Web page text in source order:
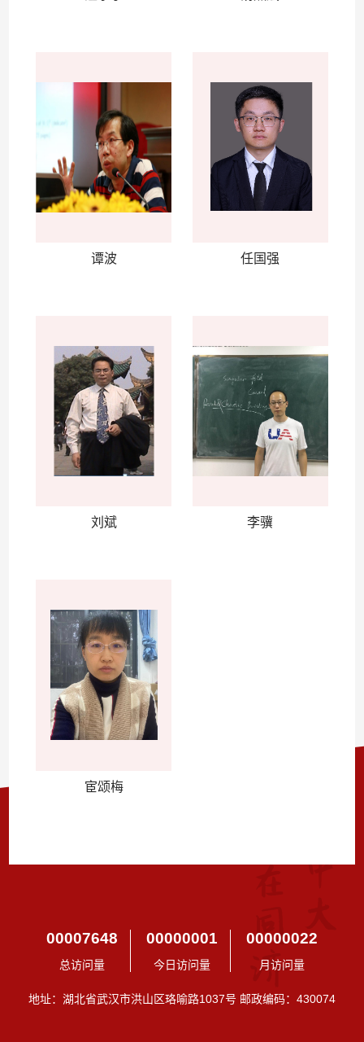
谭波 任国强
刘斌 李骥
宦颂梅
00007648
总访问量
00000001
今日访问量
00000022
月访问量
地址：湖北省武汉市洪山区珞喻路1037号 邮政编码：430074